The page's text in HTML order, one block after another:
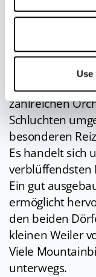
Use
wundersame
die für diese
unvorstellbar
durch einen
Vegetation (mit
zahlreichen
Schluchten
besonderen
Es handelt sich
verblüffendsten
Ein gut
ermöglicht
den beiden
kleinen Weiler
Viele
unterwegs.